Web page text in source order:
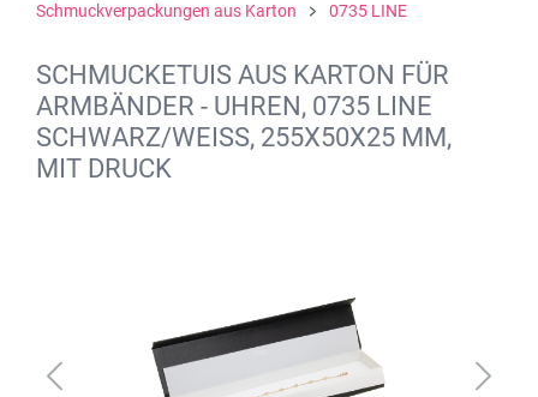
Schmuckverpackungen aus Karton
0735 LINE
SCHMUCKETUIS AUS KARTON FÜR
ARMBÄNDER - UHREN, 0735 LINE
SCHWARZ/WEISS, 255X50X25 MM,
MIT DRUCK